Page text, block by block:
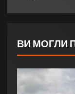
ВИ МОГЛИ